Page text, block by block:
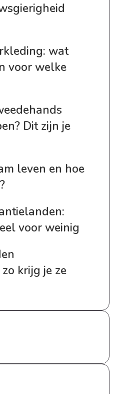
wat
voor welke
Dit zijn je
leven en hoe
voor weinig
krijg je ze